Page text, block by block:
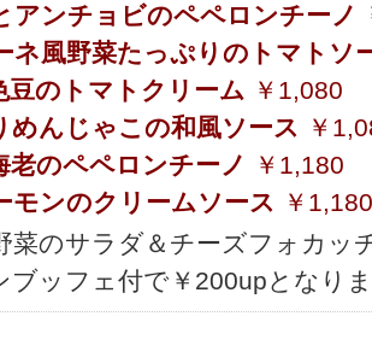
アンチョビのペペロンチーノ
ネ風野菜たっぷりのトマトソ
豆のトマトクリーム ￥1,080
めんじゃこの和風ソース
￥
老のペペロンチーノ
￥1,180
モンのクリームソース
￥1,180
菜のサラダ＆チーズフォカ
ブッフェ付で￥200upとなり